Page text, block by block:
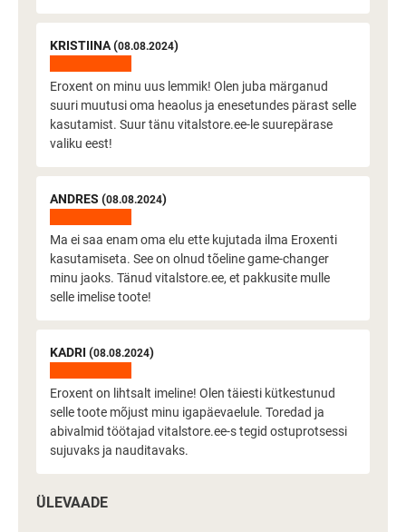
KRISTIINA (08.08.2024)
Eroxent on minu uus lemmik! Olen juba märganud
suuri muutusi oma heaolus ja enesetundes pärast selle
kasutamist. Suur tänu vitalstore.ee-le suurepärase
valiku eest!
ANDRES (08.08.2024)
Ma ei saa enam oma elu ette kujutada ilma Eroxenti
kasutamiseta. See on olnud tõeline game-changer
minu jaoks. Tänud vitalstore.ee, et pakkusite mulle
selle imelise toote!
KADRI (08.08.2024)
Eroxent on lihtsalt imeline! Olen täiesti kütkestunud
selle toote mõjust minu igapäevaelule. Toredad ja
abivalmid töötajad vitalstore.ee-s tegid ostuprotsessi
sujuvaks ja nauditavaks.
ÜLEVAADE